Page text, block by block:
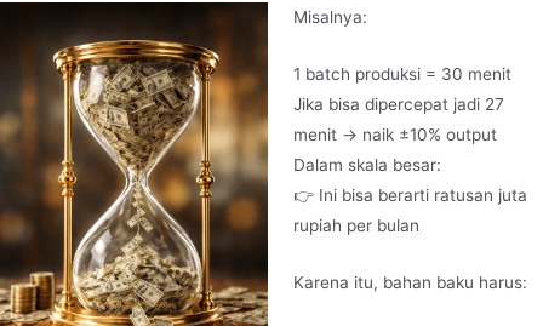
Misalnya:
1 batch produksi = 30 menit
Jika bisa dipercepat jadi 27
menit → naik ±10% output
Dalam skala besar:
👉 Ini bisa berarti ratusan juta
rupiah per bulan
Karena itu, bahan baku harus: